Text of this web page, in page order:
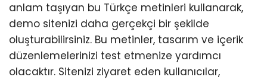
anlam taşıyan bu Türkçe metinleri kullanarak,
demo sitenizi daha gerçekçi bir şekilde
oluşturabilirsiniz. Bu metinler, tasarım ve içerik
düzenlemelerinizi test etmenize yardımcı
olacaktır. Sitenizi ziyaret eden kullanıcılar,